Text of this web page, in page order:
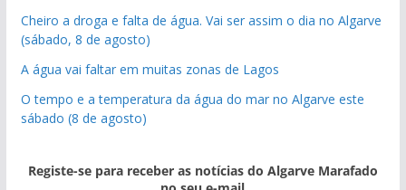
Cheiro a droga e falta de água. Vai ser assim o dia no Algarve
(sábado, 8 de agosto)
A água vai faltar em muitas zonas de Lagos
O tempo e a temperatura da água do mar no Algarve este
sábado (8 de agosto)
Registe-se para receber as notícias do Algarve Marafado